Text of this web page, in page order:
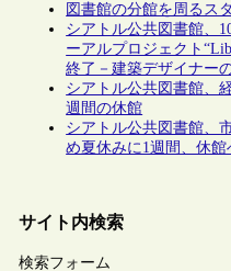
図書館の分館を周るス
シアトル公共図書館、
ーアルプロジェクト
終了－建築デザイナー
シアトル公共図書館、
週間の休館
シアトル公共図書館、
め夏休みに1週間、休館
サイト内検索
検索フォーム